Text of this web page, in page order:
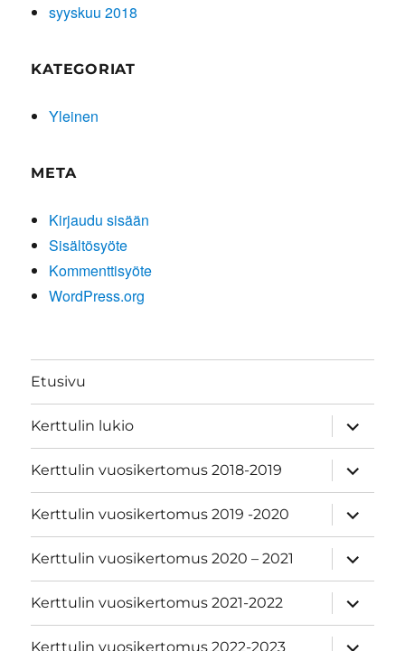
syyskuu 2018
KATEGORIAT
Yleinen
META
Kirjaudu sisään
Sisältösyöte
Kommenttisyöte
WordPress.org
Etusivu
Kerttulin lukio
näytä
Kerttulin vuosikertomus 2018-2019
näytä
Kerttulin vuosikertomus 2019 -2020
näytä
Kerttulin vuosikertomus 2020 – 2021
näytä
Kerttulin vuosikertomus 2021-2022
näytä
Kerttulin vuosikertomus 2022-2023
näytä